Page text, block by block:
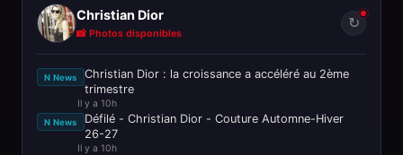
Christian Dior
📸 Photos disponibles
↻
N News
Christian Dior : la croissance a accéléré au 2ème
trimestre
Il y a 10h
N News
Défilé - Christian Dior - Couture Automne-Hiver
26-27
Il y a 10h